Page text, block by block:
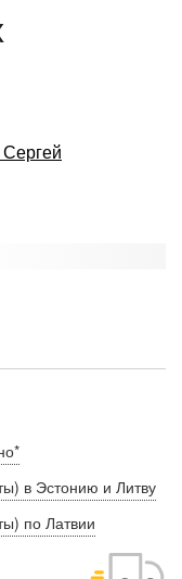
в Эстонию и Литву
по Латвии